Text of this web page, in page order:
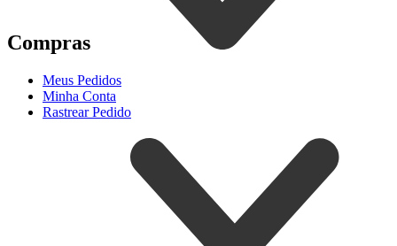
Compras
Meus Pedidos
Minha Conta
Rastrear Pedido